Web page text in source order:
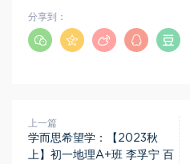
分享到：
上一篇
学而思希望学：【2023秋
上】初一地理A+班 李孚宁 百